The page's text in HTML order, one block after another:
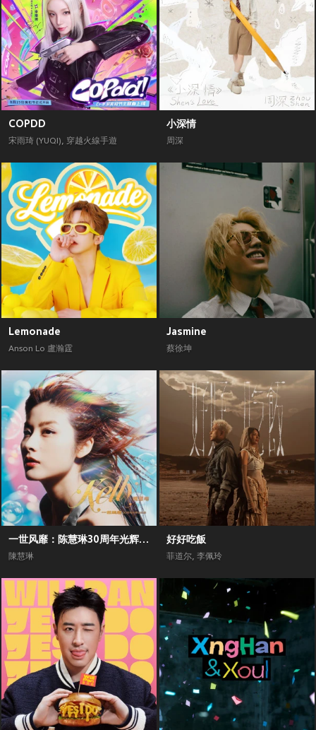
COPDD
宋雨琦 (YUQI), 穿越火線手遊
小深情
周深
Lemonade
Anson Lo 盧瀚霆
Jasmine
蔡徐坤
一世风靡：陈慧琳30周年光辉全纪录
陳慧琳
好好吃飯
菲道尔, 李佩玲